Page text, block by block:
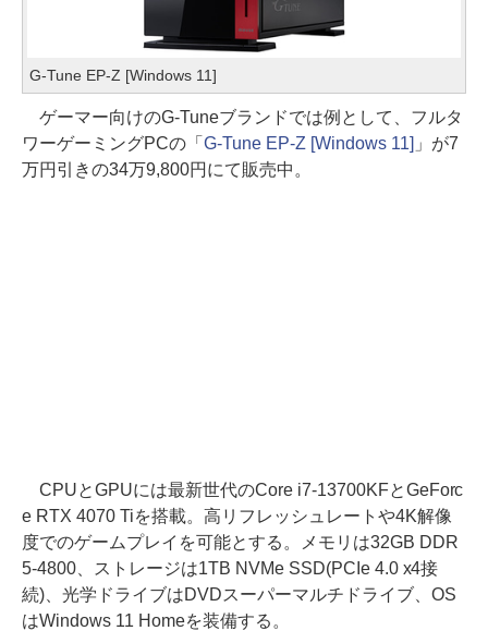
G-Tune EP-Z [Windows 11]
ゲーマー向けのG-Tuneブランドでは例として、フルタ
ワーゲーミングPCの「 G-Tune EP-Z [Windows 11] 」が7
万円引きの34万9,800円にて販売中。
CPUとGPUには最新世代のCore i7-13700KFとGeForc
e RTX 4070 Tiを搭載。高リフレッシュレートや4K解像
度でのゲームプレイを可能とする。メモリは32GB DDR
5-4800、ストレージは1TB NVMe SSD(PCIe 4.0 x4接
続)、光学ドライブはDVDスーパーマルチドライブ、OS
はWindows 11 Homeを装備する。